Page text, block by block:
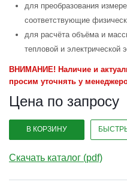
для преобразования
соответствующие
для расчёта объёма и
тепловой и электрической
ВНИМАНИЕ! Наличие и
просим уточнять у
Цена по запросу
В КОРЗИНУ
Скачать каталог (pdf)